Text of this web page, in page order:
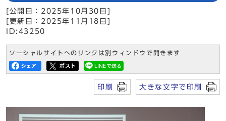
[公開日：2025年10月30日]
[更新日：2025年11月18日]
ID:43250
ソーシャルサイトへのリンクは別ウィンドウで開きます
印刷 大きな文字で印刷